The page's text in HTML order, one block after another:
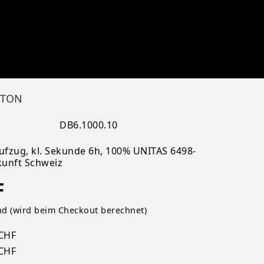
DB6.1000.10
kl. Sekunde 6h, 100% UNITAS 6498-
Schweiz
(wird beim Checkout berechnet)